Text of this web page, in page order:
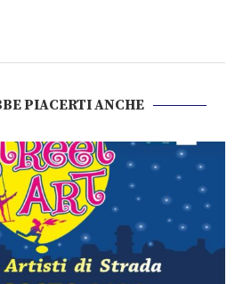
PIACERTI ANCHE